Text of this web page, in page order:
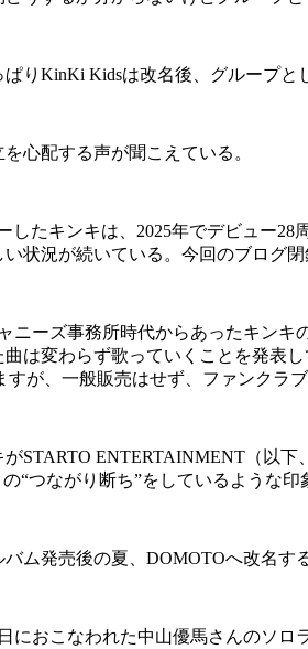
ぱりKinKi Kidsは改名後、グループと
心配する声が聞こえている。
したキンキは、2025年でデビュー28
状況が続いている。今回のブログ
ャニーズ事務所時代からあったキン
は変わらず歌っていくことを発表
すが、一般販売はせず、ファンクラ
STARTO ENTERTAINMENT（以下
“つながり断ち”をしているような
ム発売後の夏、DOMOTOへ改名す
日におこなわれた中山優馬さんのソ